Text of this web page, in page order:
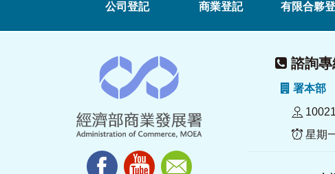
公司登記 商業登記 有限合夥
諮詢專
署本
星期